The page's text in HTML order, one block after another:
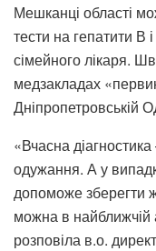
Мешканці області
тести на гепатити В
сімейного лікаря.
медзакладах
Дніпропетровській
«Вчасна
одужання. А у
допоможе зберегти
можна в найближчій
розповіла в.о.